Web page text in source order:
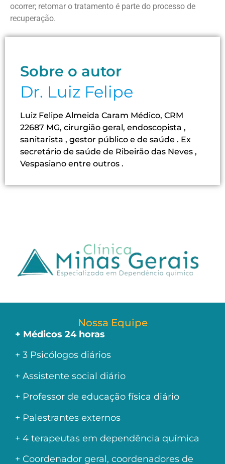
ocorrer; retomar o tratamento é parte do processo de
recuperação.
Sobre o autor
Dr. Luiz Felipe
Luiz Felipe Almeida Caram Médico, CRM
22687 MG, cirurgião geral, endoscopista ,
sanitarista , gestor público e de saúde . Ex
secretário de saúde de Ribeirão das Neves ,
Vespasiano entre outros .
Nossa Equipe
+ Médicos 24 horas
+ 3 Psicólogos diários
+ Assistente social diário
+ Professor de educação física diário
+ Palestrantes externos
+ 4 terapeutas em dependência química
+ Coordenador geral, coordenadores de